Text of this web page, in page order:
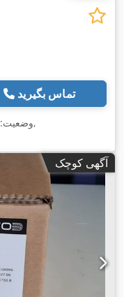
تماس بگیرید
وضعیت:,
آگهی کوچک